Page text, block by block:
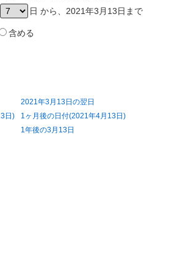
日 から、2021年3月13日まで
含める
2021年3月13日の翌日
日)
1ヶ月後の日付(2021年4月13日)
1年後の3月13日